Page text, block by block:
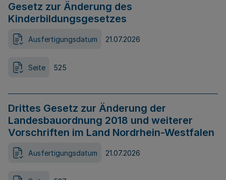
Gesetz zur Änderung des
Kinderbildungsgesetzes
Ausfertigungsdatum 21.07.2026
Seite 525
Drittes Gesetz zur Änderung der
Landesbauordnung 2018 und weiterer
Vorschriften im Land Nordrhein-Westfalen
Ausfertigungsdatum 21.07.2026